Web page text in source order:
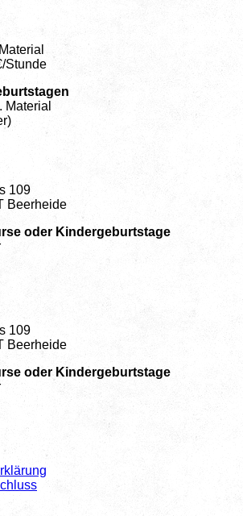
Stunde
Material
109
Beerheide
oder Kindergeburtstage
109
Beerheide
oder Kindergeburtstage